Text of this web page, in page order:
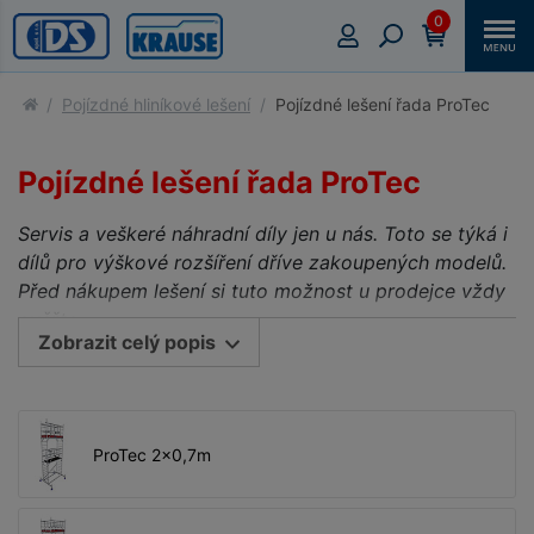
0
Pojízdné hliníkové lešení Pojízdné lešení řada ProTec
Pojízdné lešení řada ProTec
Servis a veškeré náhradní díly jen u nás. Toto se týká i
dílů pro výškové rozšíření dříve zakoupených modelů.
Před nákupem lešení si tuto možnost u prodejce vždy
ověřte.
Certifikované hliníkové pojízdné lešení ProTec®
výškově stavitelnými, brzděnými koly Ø 150mm
Pojízdné hliníkové lešení certifikace TÜV,
Zobrazit celý popis
ProTec 2x0,7m